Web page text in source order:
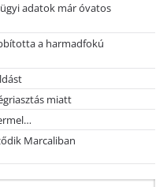
adatok már óvatos
a harmadfokú
miatt
Marcaliban